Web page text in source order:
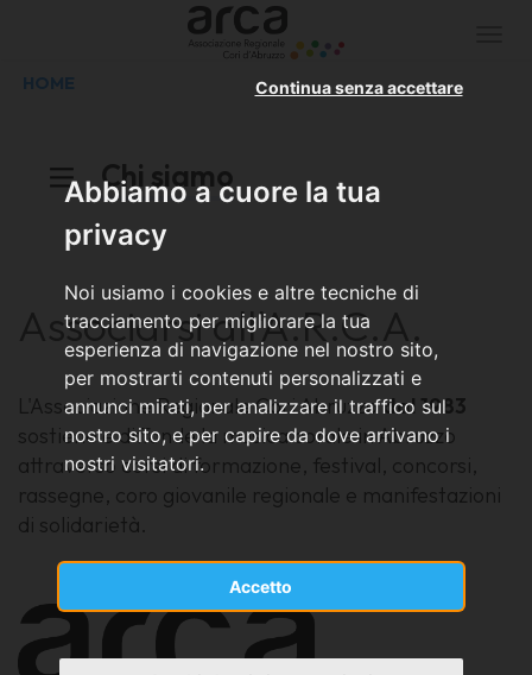
Abbiamo a cuore la tua
privacy
Noi usiamo i cookies e altre tecniche di
tracciamento per migliorare la tua
esperienza di navigazione nel nostro sito,
per mostrarti contenuti personalizzati e
annunci mirati, per analizzare il traffico sul
nostro sito, e per capire da dove arrivano i
nostri visitatori.
Accetto
Continua senza accettare
HOME
Chi siamo
Associarsi all'A.R.C.A.
L'Associazione Regionale Cori Abruzzodal 1983
sostiene e diffonde la musica corale in Abruzzo
attraverso corsi di formazione, festival, concorsi,
rassegne, coro giovanile regionale e manifestazioni
di solidarietà.